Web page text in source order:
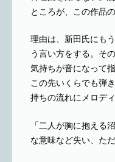
ところが、この作品
理由は、新田氏にも
う言い方をする。そ
気持ちが音になって
この先いくらでも弾
持ちの流れにメロデ
「二人が胸に抱える
な意味など失い、た